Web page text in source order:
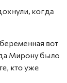
когда
вот
Мирону было
кто уже